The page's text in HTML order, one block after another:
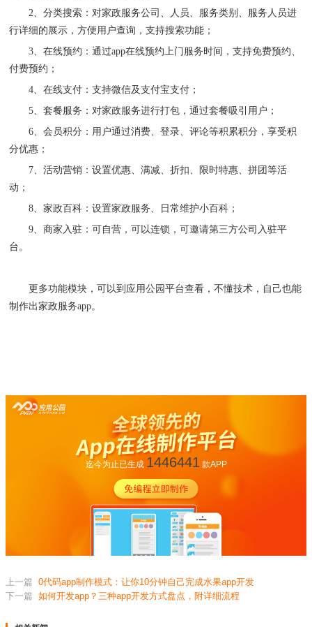
2、 分类搜索：对家政服务公司、人员、服务类别、服务人员进
行详细的展示，方便用户查询，支持搜索功能；
3、 在线预约：通过app在线预约上门服务时间，支持免费预约、
付费预约；
4、 在线支付：支持微信及支付宝支付；
5、 套餐服务：对家政服务进行打包，通过套餐吸引用户；
6、 会员积分：用户通过消费、登录、评论等积累积分，享受积
分优惠；
7、 活动营销：设置优惠、满减、折扣、限时特惠、拼团等活
动；
8、 家政百科：设置家政服务、日常维护小百科；
9、 商家入驻：可自营，可以连锁，可邀请第三方公司入驻平
台。
更多功能模块，可以到应用公园平台查看，不懂技术，自己也能
制作出家政服务app。
迄今为止已生成 1446441款APP
上一篇 0代码app制作模式：让你10分钟自己完成水果app开发
下一篇 如何开发app？三种app开发方式盘点，附详细流程